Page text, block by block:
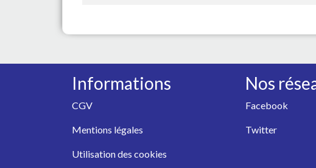
Informations
CGV
Mentions légales
Utilisation des cookies
Nos
Facebook
Twitter